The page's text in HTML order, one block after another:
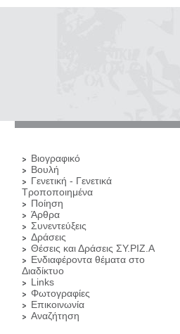
Βιογραφικό
Βουλή
Γενετική - Γενετικά
Τροποποιημένα
Ποίηση
Άρθρα
Συνεντεύξεις
Δράσεις
Θέσεις και Δράσεις ΣΥ.ΡΙΖ.Α
Ενδιαφέροντα θέματα στο
Διαδίκτυο
Links
Φωτογραφίες
Επικοινωνία
Αναζήτηση